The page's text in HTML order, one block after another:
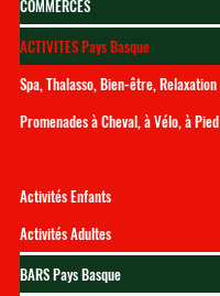
COMMERCES
ACTIVITES Pays Basque
Spa, Thalasso, Bien-être, Relaxation
Promenades à Cheval, à Vélo, à Pied
Activités Enfants
Activités Adultes
BARS Pays Basque